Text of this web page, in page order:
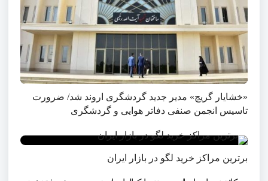
«خشایار گریچ» مدیر جدید گردشگری اروند شد/ ضرورت
تاسیس انجمن صنفی دفاتر هوایی و گردشگری
برترین مراکز خرید لگو در بازار ایران